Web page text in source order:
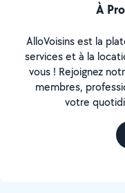
À
AlloVoisins est la
services et à la
vous ! Rejoignez
membres,
votre